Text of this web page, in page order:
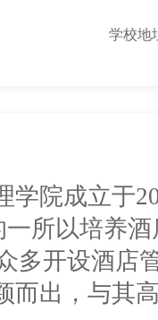
学校地
学院成立于
一所以培养
多开设酒店
而出，与其